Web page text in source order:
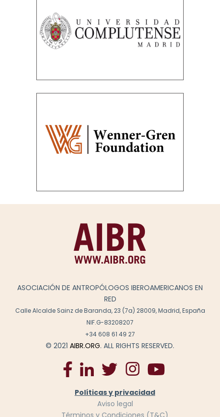
ASOCIACIÓN DE ANTROPÓLOGOS IBEROAMERICANOS EN
RED
Calle Alcalde Sainz de Baranda, 23 (7a) 28009, Madrid, España
NIF.G-83208207
+34 608 61 49 27
© 2021 AIBR.ORG. ALL RIGHTS RESERVED.
Políticas y privacidad
Aviso legal
Términos y Condiciones (T&C)